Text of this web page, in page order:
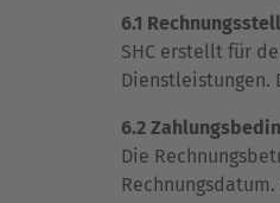
6.1
SHC erstellt für
Dienstleistungen.
6.2
Die